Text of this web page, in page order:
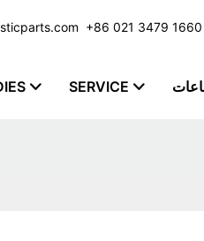
​​​​​​​ +86 021 3479 1660
SERVICE